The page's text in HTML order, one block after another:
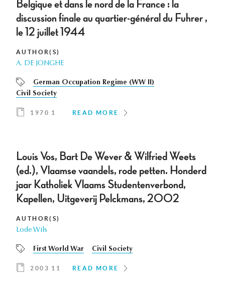
Belgique et dans le nord de la France : la
discussion finale au quartier-général du Fuhrer ,
le 12 juillet 1944
AUTHOR(S)
A. DE JONGHE
German Occupation Regime (WW II)
Civil Society
1970 1 READ MORE
Louis Vos, Bart De Wever & Wilfried Weets
(ed.), Vlaamse vaandels, rode petten. Honderd
jaar Katholiek Vlaams Studentenverbond,
Kapellen, Uitgeverij Pelckmans, 2002
AUTHOR(S)
Lode Wils
First World War Civil Society
2003 11 READ MORE